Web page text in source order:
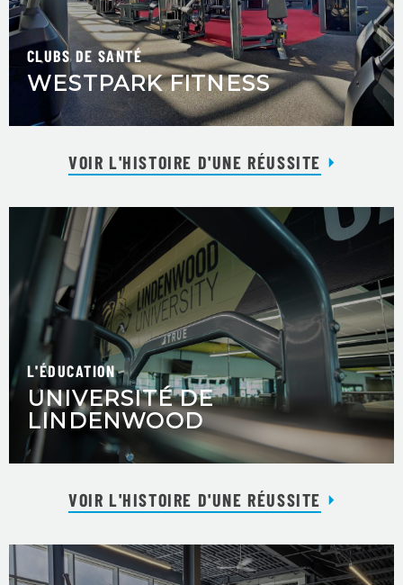
CLUBS DE SANTÉ
WESTPARK FITNESS
VOIR L'HISTOIRE D'UNE RÉUSSITE
L'ÉDUCATION
UNIVERSITÉ DE
LINDENWOOD
VOIR L'HISTOIRE D'UNE RÉUSSITE